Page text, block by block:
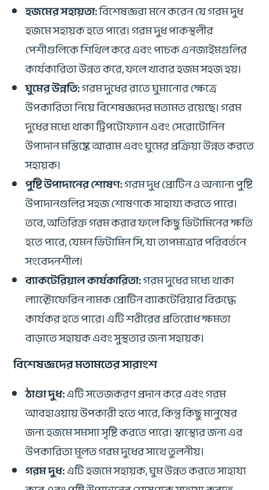
হজমের সহায়তা:বিশেষজ্ঞরা মনে করেন যে গরম দুধ
হজমে সহায়ক হতে পারে। গরম দুধ পাকস্থলীর
পেশীগুলিকে শিথিল করে এবং পাচক এনজাইমগুলির
কার্যকারিতা উন্নত করে, ফলে খাবার হজম সহজ হয়।
ঘুমের উন্নতি:গরম দুধের রাতে ঘুমানোর ক্ষেত্রে
উপকারিতা নিয়ে বিশেষজ্ঞদের মতামত রয়েছে। গরম
দুধের মধ্যে থাকা ট্রিপটোফ্যান এবং সেরোটোনিন
উপাদান মস্তিষ্কে আরাম এবং ঘুমের প্রক্রিয়া উন্নত করতে
সহায়ক।
পুষ্টি উপাদানের শোষণ:গরম দুধ প্রোটিন ও অন্যান্য পুষ্টি
উপাদানগুলির সহজ শোষণকে সাহায্য করতে পারে।
তবে, অতিরিক্ত গরম করার ফলে কিছু ভিটামিনের ক্ষতি
হতে পারে, যেমন ভিটামিন সি, যা তাপমাত্রার পরিবর্তনে
সংবেদনশীল।
ব্যাকটেরিয়াল কার্যকারিতা:গরম দুধের মধ্যে থাকা
ল্যাক্টোফেরিন নামক প্রোটিন ব্যাকটেরিয়ার বিরুদ্ধে
কার্যকর হতে পারে। এটি শরীরের প্রতিরোধ ক্ষমতা
বাড়াতে সহায়ক এবং সুস্থতার জন্য সহায়ক।
বিশেষজ্ঞদের মতামতের সারাংশ
ঠাণ্ডা দুধ:এটি সতেজকরণ প্রদান করে এবং গরম
আবহাওয়ায় উপকারী হতে পারে, কিন্তু কিছু মানুষের
জন্য হজমে সমস্যা সৃষ্টি করতে পারে। স্বাস্থ্যের জন্য এর
উপকারিতা মূলত গরম দুধের সাথে তুলনীয়।
গরম দুধ:এটি হজমে সহায়ক, ঘুম উন্নত করতে সাহায্য